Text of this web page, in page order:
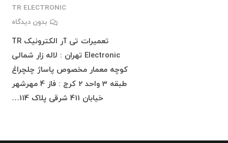
TR ELECTRONIC
بدون دیدگاه
تعمیرات تی آر الکترونیک TR
Electronic تهران : لاله زار شمالی
کوچه معمار مخصوص پاساژ چلچراغ
طبقه 3 واحد 2 کرج : فاز 4 مهرشهر
خیابان 411 شرقی پلاک 114…